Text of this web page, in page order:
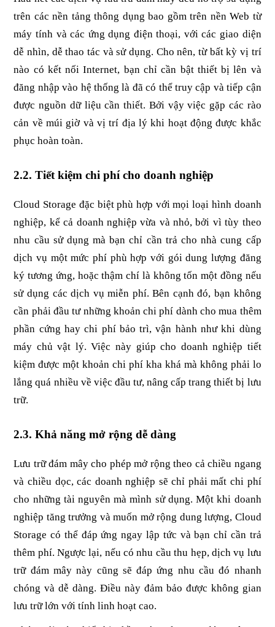
trên các nền tảng thông dụng bao gồm trên nền Web từ
máy tính và các ứng dụng điện thoại, với các giao diện
dễ nhìn, dễ thao tác và sử dụng. Cho nên, từ bất kỳ vị trí
nào có kết nối Internet, bạn chỉ cần bật thiết bị lên và
đăng nhập vào hệ thống là đã có thể truy cập và tiếp cận
được nguồn dữ liệu cần thiết. Bởi vậy việc gặp các rào
cản về múi giờ và vị trí địa lý khi hoạt động được khắc
phục hoàn toàn.
2.2. Tiết kiệm chi phí cho doanh nghiệp
Cloud Storage đặc biệt phù hợp với mọi loại hình doanh
nghiệp, kể cả doanh nghiệp vừa và nhỏ, bởi vì tùy theo
nhu cầu sử dụng mà bạn chỉ cần trả cho nhà cung cấp
dịch vụ một mức phí phù hợp với gói dung lượng đăng
ký tương ứng, hoặc thậm chí là không tốn một đồng nếu
sử dụng các dịch vụ miễn phí. Bên cạnh đó, bạn không
cần phải đầu tư những khoản chi phí dành cho mua thêm
phần cứng hay chi phí bảo trì, vận hành như khi dùng
máy chủ vật lý. Việc này giúp cho doanh nghiệp tiết
kiệm được một khoản chi phí kha khá mà không phải lo
lắng quá nhiều về việc đầu tư, nâng cấp trang thiết bị lưu
trữ.
2.3. Khả năng mở rộng dễ dàng
Lưu trữ đám mây cho phép mở rộng theo cả chiều ngang
và chiều dọc, các doanh nghiệp sẽ chỉ phải mất chi phí
cho những tài nguyên mà mình sử dụng. Một khi doanh
nghiệp tăng trưởng và muốn mở rộng dung lượng, Cloud
Storage có thể đáp ứng ngay lập tức và bạn chỉ cần trả
thêm phí. Ngược lại, nếu có nhu cầu thu hẹp, dịch vụ lưu
trữ đám mây này cũng sẽ đáp ứng nhu cầu đó nhanh
chóng và dễ dàng. Điều này đảm bảo được không gian
lưu trữ lớn với tính linh hoạt cao.